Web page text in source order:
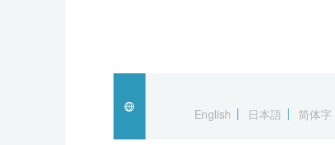
スポーツ・東京2020English
日本語 简体字